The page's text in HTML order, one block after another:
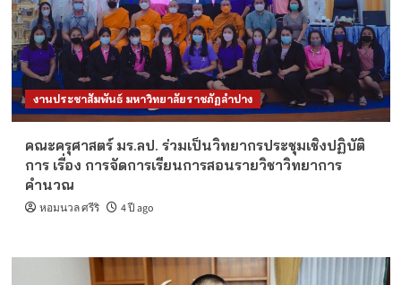
งานประชาสัมพันธ์ มหาวิทยาลัยราชภัฏลำปาง
คณะครุศาสตร์ มร.ลป. ร่วมเป็นวิทยากรประชุมเชิงปฏิบัติ
การ เรื่อง การจัดการเรียนการสอนรายวิชาวิทยาการ
คำนวณ
หอมนวล ศรีริ 4 ปี ago